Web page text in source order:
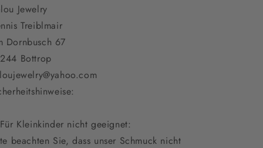
Jewelry
Treiblmair
Dornbusch 67
Bottrop
Kleinkinder nicht geeignet:
beachten Sie, dass unser Schmuck nicht